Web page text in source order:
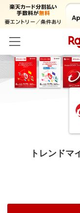
ホーム
カテゴリー一覧
百貨店・総合ECモール
日用品・キッチン用品
家電・PC・スマホ・
リーベイツ注目ストア
初回購入者限定特典
友達紹介トレンドマ